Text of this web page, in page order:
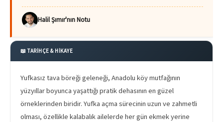
Halil Şımır'nın Notu
📖 TARİHÇE & HİKAYE
Yufkasız tava böreği geleneği, Anadolu köy mutfağının
yüzyıllar boyunca yaşattığı pratik dehasının en güzel
örneklerinden biridir. Yufka açma sürecinin uzun ve zahmetli
olması, özellikle kalabalık ailelerde her gün ekmek yerine